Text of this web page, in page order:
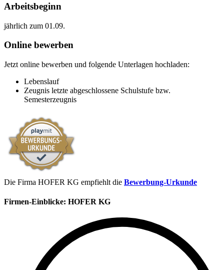
Arbeitsbeginn
jährlich zum 01.09.​
Online bewerben
Jetzt online bewerben und folgende Unterlagen hochladen:
Lebenslauf
Zeugnis letzte abgeschlossene Schulstufe bzw.
Semesterzeugnis
Die Firma HOFER KG empfiehlt die Bewerbung-Urkunde
Firmen-Einblicke: HOFER KG